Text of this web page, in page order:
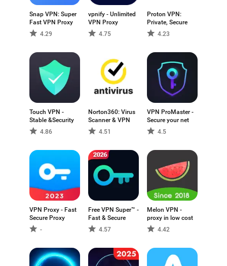
Snap VPN: Super
Fast VPN Proxy
4.29
vpnify - Unlimited
VPN Proxy
4.75
Proton VPN:
Private, Secure
4.23
Touch VPN -
Stable &Security
4.86
Norton360: Virus
Scanner & VPN
4.51
VPN ProMaster -
Secure your net
4.5
VPN Proxy - Fast
Secure Proxy
-
Free VPN Super™ -
Fast & Secure
4.57
Melon VPN -
proxy in low cost
4.42